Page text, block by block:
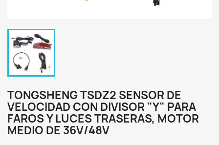
TONGSHENG TSDZ2 SENSOR DE
VELOCIDAD CON DIVISOR "Y" PARA
FAROS Y LUCES TRASERAS, MOTOR
MEDIO DE 36V/48V